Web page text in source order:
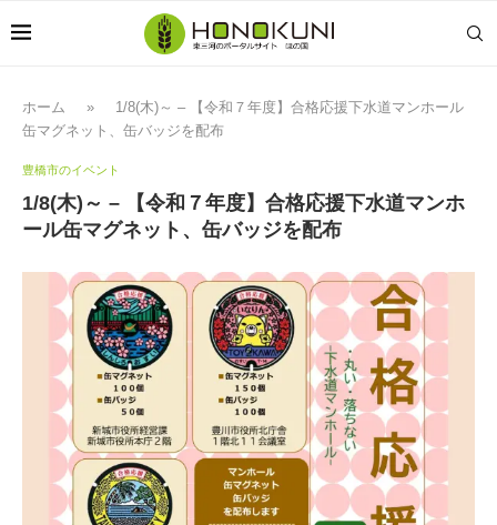
ホーム »
1/8(木)～ – 【令和７年度】合格応援下水道マンホール
缶マグネット、缶バッジを配布
豊橋市のイベント
1/8(木)～ – 【令和７年度】合格応援下水道マンホ
ール缶マグネット、缶バッジを配布